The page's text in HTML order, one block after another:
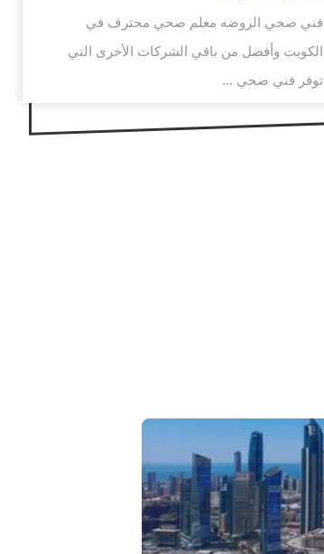
فني صحي الروضه معلم صحي محترف في
الكويت وأفضل من باقي الشركات الأخرى التي
توفر فني صحي ...